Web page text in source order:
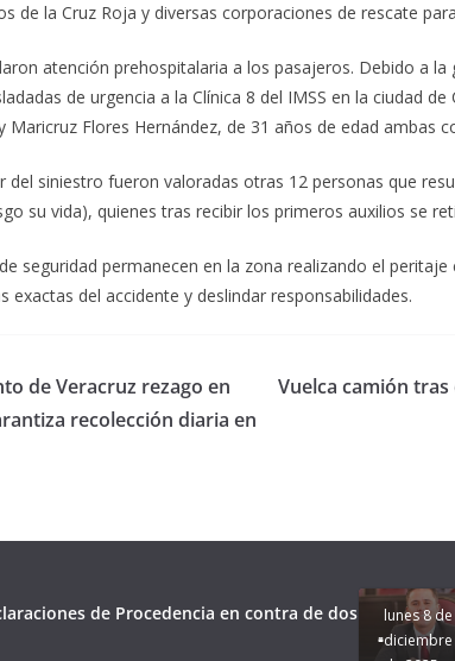
de la Cruz Roja y diversas corporaciones de rescate
atención prehospitalaria a los pasajeros. Debido a la
de urgencia a la Clínica 8 del IMSS en la ciudad de
Maricruz Flores Hernández, de 31 años de edad ambas
del siniestro fueron valoradas otras 12 personas que
su vida), quienes tras recibir los primeros auxilios se
seguridad permanecen en la zona realizando el
exactas del accidente y deslindar responsabilidades.
de Veracruz rezago en
recolección diaria en
Vuelca camión
de Procedencia en contra de dos
lunes 8 de
diciembre
Apoyo y
Ruta
Marca